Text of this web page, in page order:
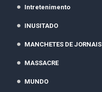
Intretenimento
INUSITADO
MANCHETES DE JORNAIS
MASSACRE
MUNDO